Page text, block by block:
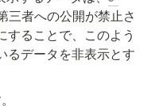
三者への公開が禁止さ
することで、このよう
るデータを非表示とす